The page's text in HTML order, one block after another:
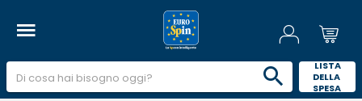
LISTA
DELLA
SPESA